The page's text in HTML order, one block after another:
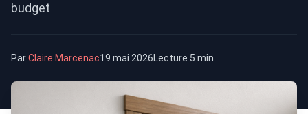
budget
ParClaire Marcenac19 mai 2026Lecture 5 min